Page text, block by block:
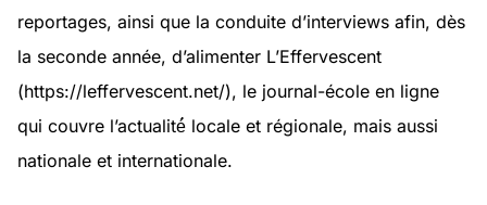
reportages, ainsi que la conduite d’interviews afin, dès
la seconde année, d’alimenter L’Effervescent
(https://leffervescent.net/), le journal-école en ligne
qui couvre l’actualité́ locale et régionale, mais aussi
nationale et internationale.